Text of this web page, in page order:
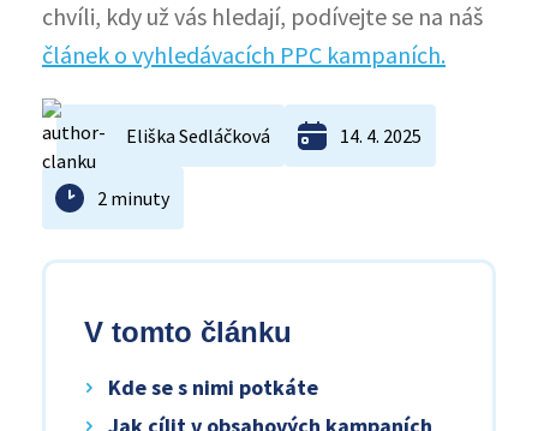
chvíli, kdy už vás hledají, podívejte se na náš
článek o vyhledávacích PPC kampaních.
Eliška Sedláčková 14. 4. 2025
2 minuty
V tomto článku
Kde se s nimi potkáte